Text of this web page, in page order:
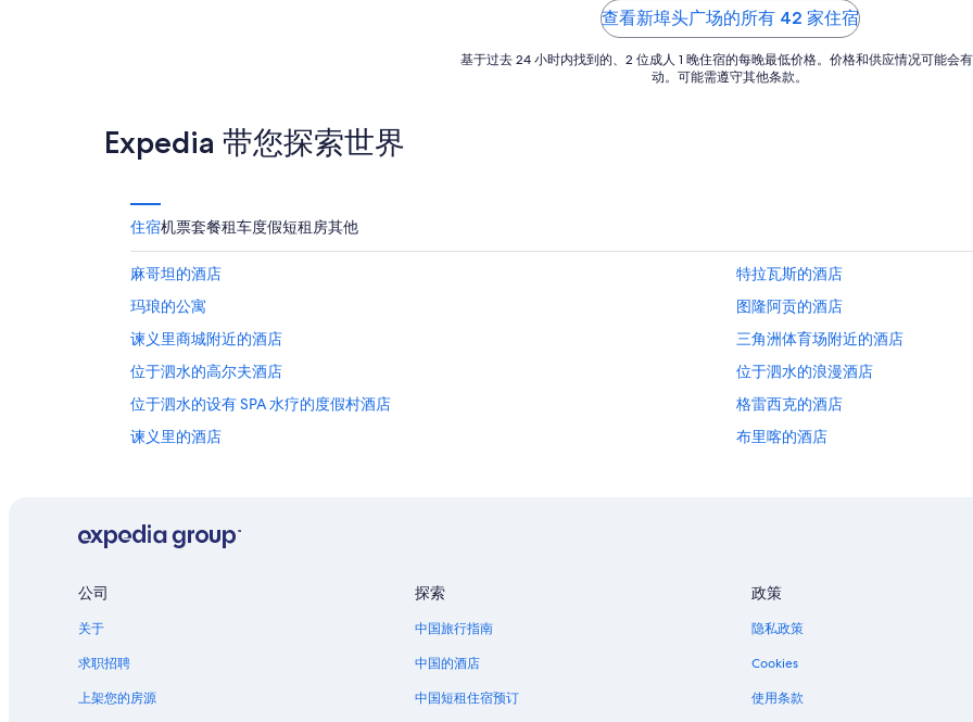
查看新埠头广场的所有 42 家住宿
基于过去 24 小时内找到的、2 位成人 1 晚住宿的每晚最低价格。价格和供应情况可能会
动。可能需遵守其他条款。
Expedia 带您探索世界
住宿机票套餐租车度假短租房其他
麻哥坦的酒店
特拉瓦斯的酒店
玛琅的公寓
图隆阿贡的酒店
谏义里商城附近的酒店
三角洲体育场附近的酒店
位于泗水的高尔夫酒店
位于泗水的浪漫酒店
位于泗水的设有 SPA 水疗的度假村酒店
格雷西克的酒店
谏义里的酒店
布里喀的酒店
公司
关于
求职招聘
上架您的房源
探索
中国旅行指南
中国的酒店
中国短租住宿预订
政策
隐私政策
Cookies
使用条款